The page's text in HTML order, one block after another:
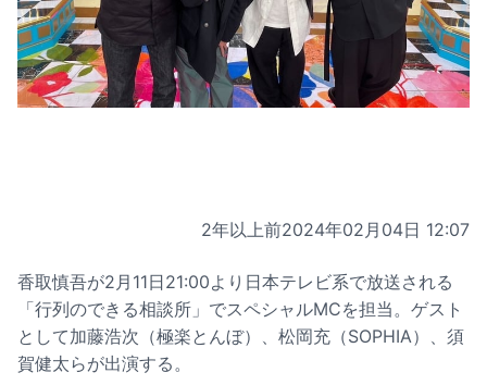
2年以上前2024年02月04日 12:07
香取慎吾が2月11日21:00より日本テレビ系で放送される
「行列のできる相談所」でスペシャルMCを担当。ゲスト
として加藤浩次（極楽とんぼ）、松岡充（SOPHIA）、須
賀健太らが出演する。